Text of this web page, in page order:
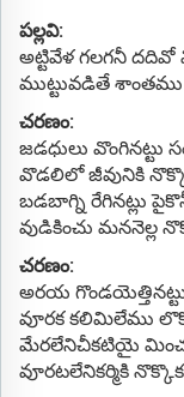
పల్లవి:
అట్టివేళ గలగనీ దదివో
ముట్టువడితే
చరణం:
జడధులు వొంగినట్టు
వొడలిలో జీవునికి
బడబాగ్ని రేగినట్లు
వుడికించు మననెల్ల
చరణం:
అరయ
వూరక కలిమిలేము
మేరలేనిచీకటియై
వూరటలేనికర్మికి